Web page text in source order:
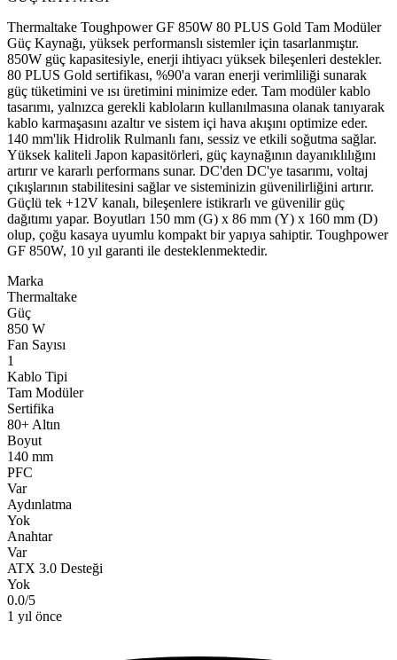
Thermaltake Toughpower GF 850W 80 PLUS Gold Tam Modüler
Güç Kaynağı, yüksek performanslı sistemler için tasarlanmıştır.
850W güç kapasitesiyle, enerji ihtiyacı yüksek bileşenleri destekler.
80 PLUS Gold sertifikası, %90'a varan enerji verimliliği sunarak
güç tüketimini ve ısı üretimini minimize eder. Tam modüler kablo
tasarımı, yalnızca gerekli kabloların kullanılmasına olanak tanıyarak
kablo karmaşasını azaltır ve sistem içi hava akışını optimize eder.
140 mm'lik Hidrolik Rulmanlı fanı, sessiz ve etkili soğutma sağlar.
Yüksek kaliteli Japon kapasitörleri, güç kaynağının dayanıklılığını
artırır ve kararlı performans sunar. DC'den DC'ye tasarımı, voltaj
çıkışlarının stabilitesini sağlar ve sisteminizin güvenilirliğini artırır.
Güçlü tek +12V kanalı, bileşenlere istikrarlı ve güvenilir güç
dağıtımı yapar. Boyutları 150 mm (G) x 86 mm (Y) x 160 mm (D)
olup, çoğu kasaya uyumlu kompakt bir yapıya sahiptir. Toughpower
GF 850W, 10 yıl garanti ile desteklenmektedir.
Marka
Thermaltake
Güç
850 W
Fan Sayısı
1
Kablo Tipi
Tam Modüler
Sertifika
80+ Altın
Boyut
140 mm
PFC
Var
Aydınlatma
Yok
Anahtar
Var
ATX 3.0 Desteği
Yok
0.0/5
1 yıl önce